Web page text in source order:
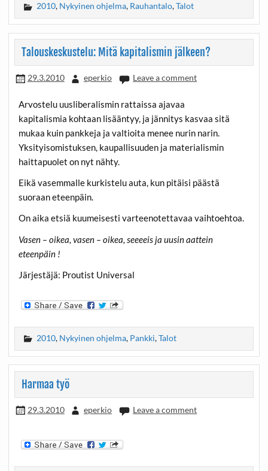
2010, Nykyinen ohjelma, Rauhantalo,Talot
Talouskeskustelu: Mitä kapitalismin jälkeen?
29.3.2010 eperkio Leave a comment
Arvostelu uusliberalismin rattaissa ajavaa
kapitalismia kohtaan lisääntyy, ja jännitys kasvaa sitä
mukaa kuin pankkeja ja valtioita menee nurin narin.
Yksityisomistuksen, kaupallisuuden ja materialismin
haittapuolet on nyt nähty.
Eikä vasemmalle kurkistelu auta, kun pitäisi päästä
suoraan eteenpäin.
On aika etsiä kuumeisesti varteenotettavaa vaihtoehtoa.
Vasen – oikea, vasen – oikea, seeeeis ja uusin aattein
eteenpäin !
Järjestäjä: Proutist Universal
2010, Nykyinen ohjelma, Pankki,Talot
Harmaa työ
29.3.2010 eperkio Leave a comment